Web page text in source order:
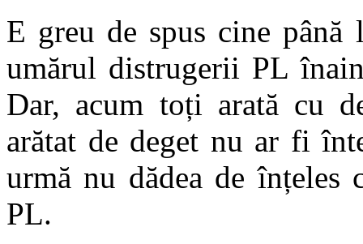
E greu de spus cine până
umărul distrugerii PL
Dar, acum toți arată cu
arătat de deget nu ar fi
urmă nu dădea de
PL.